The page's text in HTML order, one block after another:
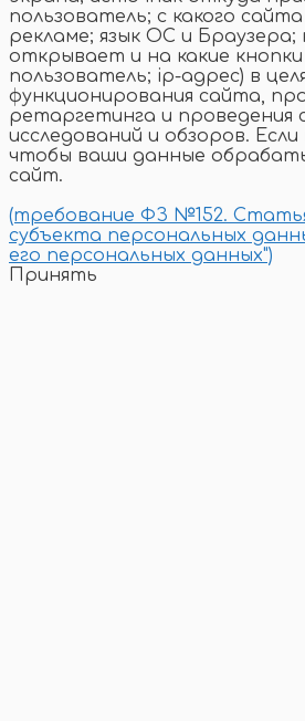
пользователь; с какого
рекламе; язык ОС и
открывает и на какие
пользователь; ip-адрес) в
функционирования сайта,
ретаргетинга и проведения
исследований и обзоров.
чтобы ваши данные
сайт.
(требование ФЗ №152. Статья
субъекта персональных
его персональных данных")
Принять